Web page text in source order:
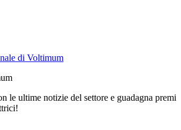
di Voltimum
le ultime notizie del settore e guadagna premi